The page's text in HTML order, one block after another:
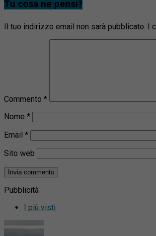
Tu cosa ne pensi?
Il tuo indirizzo email non sarà pubblicato. I
Commento *
Nome *
Email *
Sito web
Pubblicità
I più visti